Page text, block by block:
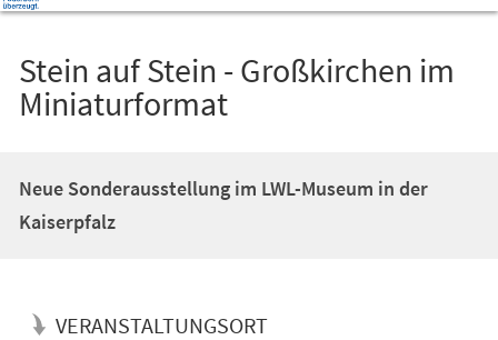
Stein auf Stein - Großkirchen im
Miniaturformat
Neue Sonderausstellung im LWL-Museum in der
Kaiserpfalz
VERANSTALTUNGSORT